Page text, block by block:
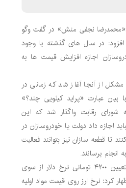
نجفی منش» در گفت وگو
افزود: در سال های گذشته با وجود
اجازه افزایش قیمت ها به
از آنجا آغاز شد که زمانی در
عبارت «پراید کیلویی چند؟»
شورای رقابت واگذار شد که این
اجازه داد دولت یا خودروسازان در
تا قطعه سازان نیز بتوانند فعالیت
انجام برسانند.
نجفی منش با اشاره به تعیین ۴۲۰۰ تومانی نرخ دلار از سوی
کرد: نرخ ارز روی قیمت مواد اولیه